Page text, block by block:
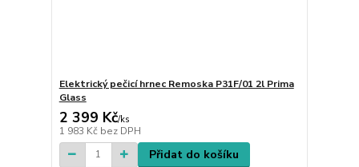
Elektrický pečicí hrnec Remoska P31F/01 2l Prima
Glass
2 399 Kč/ks
1 983 Kč bez DPH
Přidat do košíku